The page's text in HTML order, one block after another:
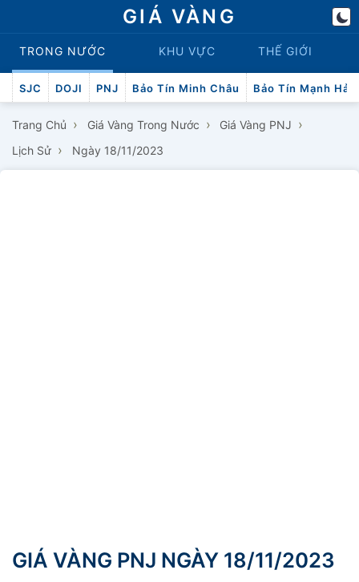
GIÁ VÀNG
TRONG NƯỚC KHU VỰC THẾ GIỚI
SJC DOJI PNJ Bảo Tín Minh Châu Bảo Tín Mạnh Hải
Trang Chủ › Giá Vàng Trong Nước › Giá Vàng PNJ ›
Lịch Sử › Ngày 18/11/2023
GIÁ VÀNG PNJ NGÀY 18/11/2023